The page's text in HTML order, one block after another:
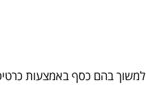
כסף באמצעות כרטיס אשראי